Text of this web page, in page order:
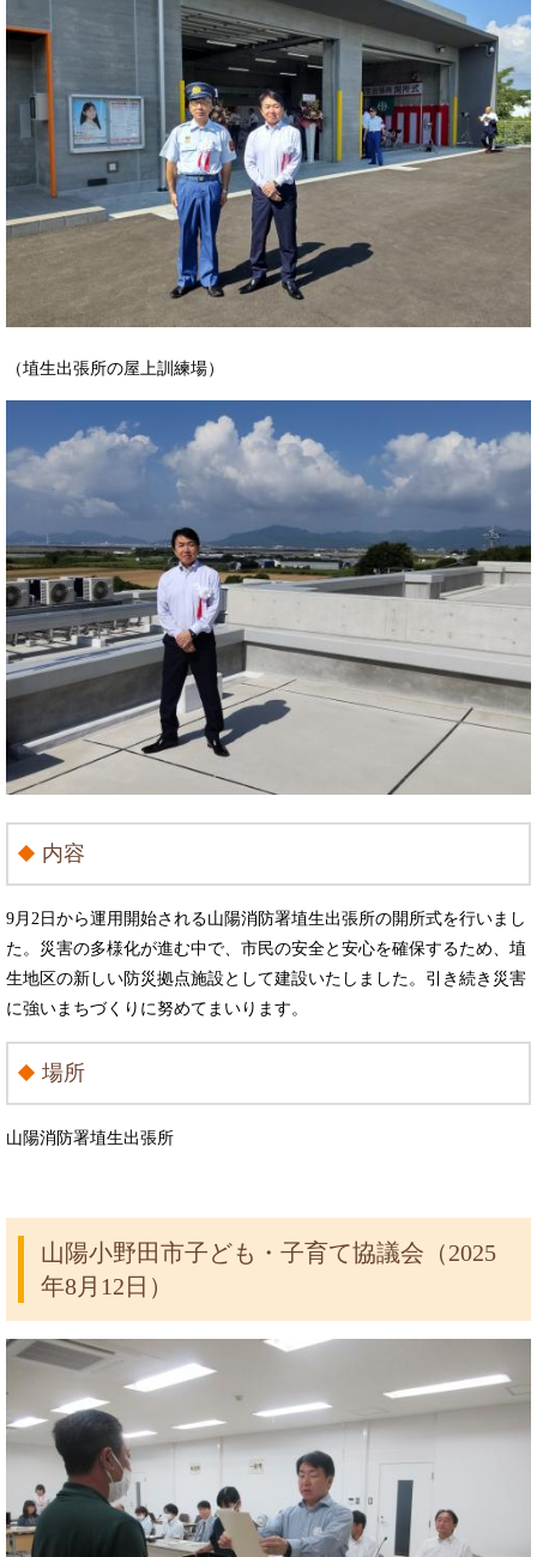
（埴生出張所の屋上訓練場）
内容
9月2日から運用開始される山陽消防署埴生出張所の開所式を行いまし
た。災害の多様化が進む中で、市民の安全と安心を確保するため、埴
生地区の新しい防災拠点施設として建設いたしました。引き続き災害
に強いまちづくりに努めてまいります。
場所
山陽消防署埴生出張所
山陽小野田市子ども・子育て協議会（2025
年8月12日）